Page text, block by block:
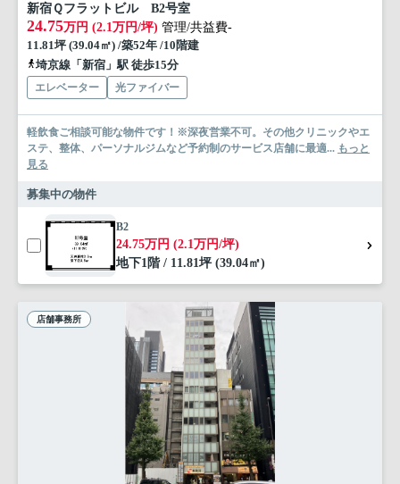
新宿Ｑフラットビル B2号室
24.75万円 (2.1万円/坪) 管理/共益費-
11.81坪 (39.04㎡) /築52年 /10階建
埼京線「新宿」駅 徒歩15分
エレベーター 光ファイバー
軽飲食ご相談可能な物件です！※深夜営業不可。その他クリニックやエ
ステ、整体、パーソナルジムなど予約制のサービス店舗に最適... もっと
見る
募集中の物件
B2
24.75万円 (2.1万円/坪)
地下1階 / 11.81坪 (39.04㎡)
店舗事務所